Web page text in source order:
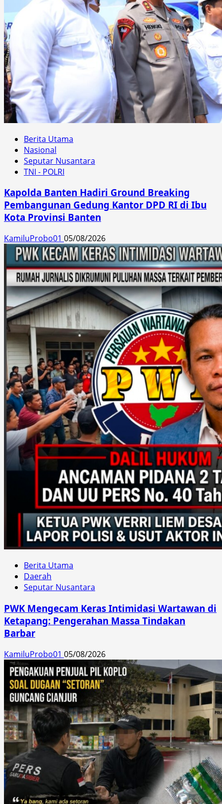
Berita Utama
Nasional
Seputar Nusantara
TNI - POLRI
Kapolda Banten Hadiri Ground Breaking
Pembangunan Gedung Kantor DPD RI di Ibu
Kota Provinsi Banten
KamiluProbo01 05/08/2026
Berita Utama
Daerah
Seputar Nusantara
PWK Mengecam Keras Intimidasi Wartawan di
Ketapang: Pengerahan Massa Tindakan
Barbar
KamiluProbo01 05/08/2026